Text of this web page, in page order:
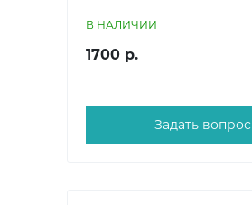
В НАЛИЧИИ
1700 р.
Задать вопрос